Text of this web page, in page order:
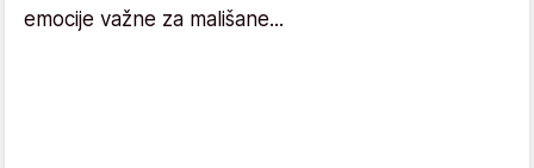
emocije važne za mališane...